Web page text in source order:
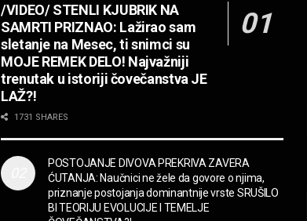
/VIDEO/ STENLI KJUBRIK NA
SAMRTI PRIZNAO: Lažirao sam
sletanje na Mesec, ti snimci su
MOJE REMEK DELO! Najvažniji
trenutak u istoriji čovečanstva JE
LAŽ?!
1731 SHARES
POSTOJANJE DIVOVA PREKRIVA ZAVERA
ĆUTANJA: Naučnici ne žele da govore o njima,
priznanje postojanja dominantnije vrste SRUŠILO
BI TEORIJU EVOLUCIJE I TEMELJE